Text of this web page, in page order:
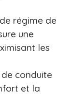
régime de
une
les
conduite
et la